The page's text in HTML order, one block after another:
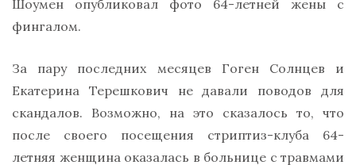
Шоумен опубликовал фото 64-летней жены с
фингалом.
За пару последних месяцев Гоген Солнцев и
Екатерина Терешкович не давали поводов для
скандалов. Возможно, на это сказалось то, что
после своего посещения стриптиз-клуба 64-
летняя женщина оказалась в больнице с травмами